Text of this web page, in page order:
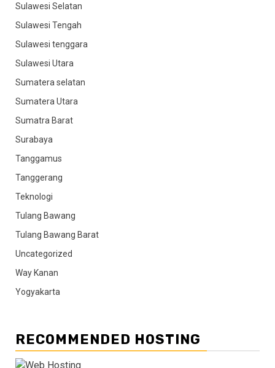
Sulawesi Selatan
Sulawesi Tengah
Sulawesi tenggara
Sulawesi Utara
Sumatera selatan
Sumatera Utara
Sumatra Barat
Surabaya
Tanggamus
Tanggerang
Teknologi
Tulang Bawang
Tulang Bawang Barat
Uncategorized
Way Kanan
Yogyakarta
RECOMMENDED HOSTING